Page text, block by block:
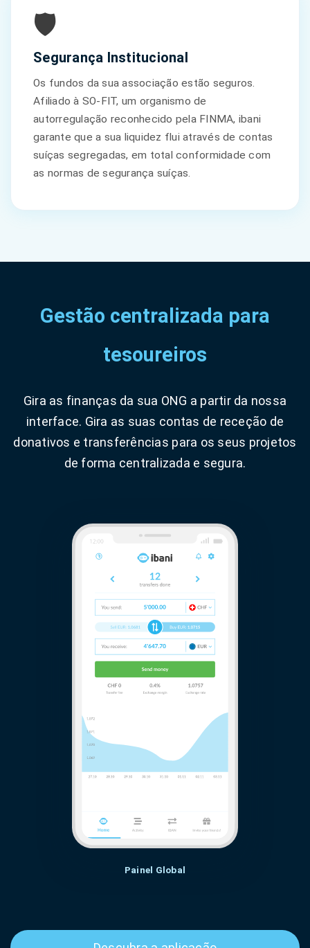
🛡️
Segurança Institucional
Os fundos da sua associação estão seguros.
Afiliado à SO-FIT, um organismo de
autorregulação reconhecido pela FINMA, ibani
garante que a sua liquidez flui através de contas
suíças segregadas, em total conformidade com
as normas de segurança suíças.
Gestão centralizada para
tesoureiros
Gira as finanças da sua ONG a partir da nossa
interface. Gira as suas contas de receção de
donativos e transferências para os seus projetos
de forma centralizada e segura.
Painel Global